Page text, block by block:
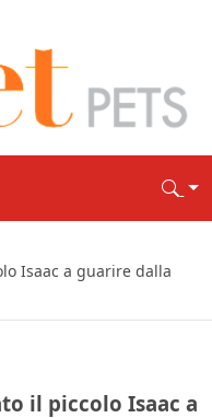
Isaac a guarire dalla
il piccolo Isaac a